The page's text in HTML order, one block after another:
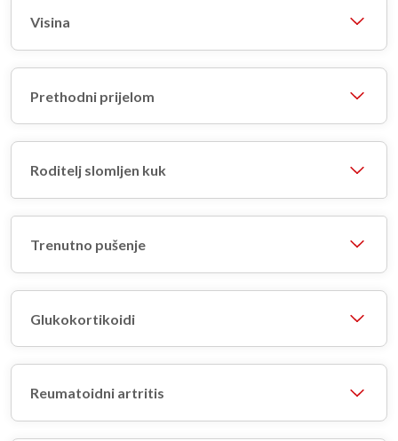
Visina
Prethodni prijelom
Roditelj slomljen kuk
Trenutno pušenje
Glukokortikoidi
Reumatoidni artritis